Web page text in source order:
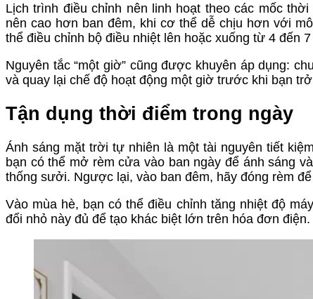
Lịch trình điều chỉnh nên linh hoạt theo các mốc
nên cao hơn ban đêm, khi cơ thể dễ chịu hơn với
thể điều chỉnh bộ điều nhiệt lên hoặc xuống từ 4 đến
Nguyên tắc “một giờ” cũng được khuyên áp dụng:
và quay lại chế độ hoạt động một giờ trước khi bạn
Tận dụng thời điểm trong ngày
Ánh sáng mặt trời tự nhiên là một tài nguyên tiết
bạn có thể mở rèm cửa vào ban ngày để ánh sáng
thống sưởi. Ngược lại, vào ban đêm, hãy đóng rèm
Vào mùa hè, bạn có thể điều chỉnh tăng nhiệt độ
đổi nhỏ này đủ để tạo khác biệt lớn trên hóa đơn điện.